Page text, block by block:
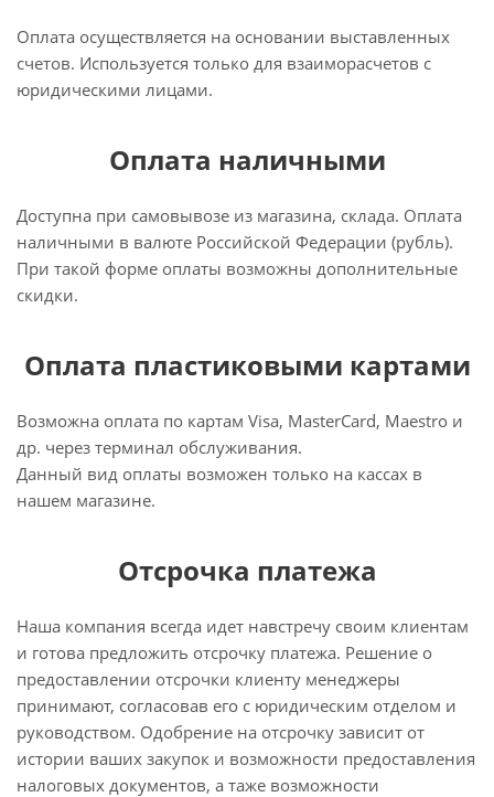
Оплата осуществляется на основании выставленных
счетов. Используется только для взаиморасчетов с
юридическими лицами.
Оплата наличными
Доступна при самовывозе из магазина, склада. Оплата
наличными в валюте Российской Федерации (рубль).
При такой форме оплаты возможны дополнительные
скидки.
Оплата пластиковыми картами
Возможна оплата по картам Visa, MasterCard, Maestro и
др. через терминал обслуживания.
Данный вид оплаты возможен только на кассах в
нашем магазине.
Отсрочка платежа
Наша компания всегда идет навстречу своим клиентам
и готова предложить отсрочку платежа. Решение о
предоставлении отсрочки клиенту менеджеры
принимают, согласовав его с юридическим отделом и
руководством. Одобрение на отсрочку зависит от
истории ваших закупок и возможности предоставления
налоговых документов, а таже возможности